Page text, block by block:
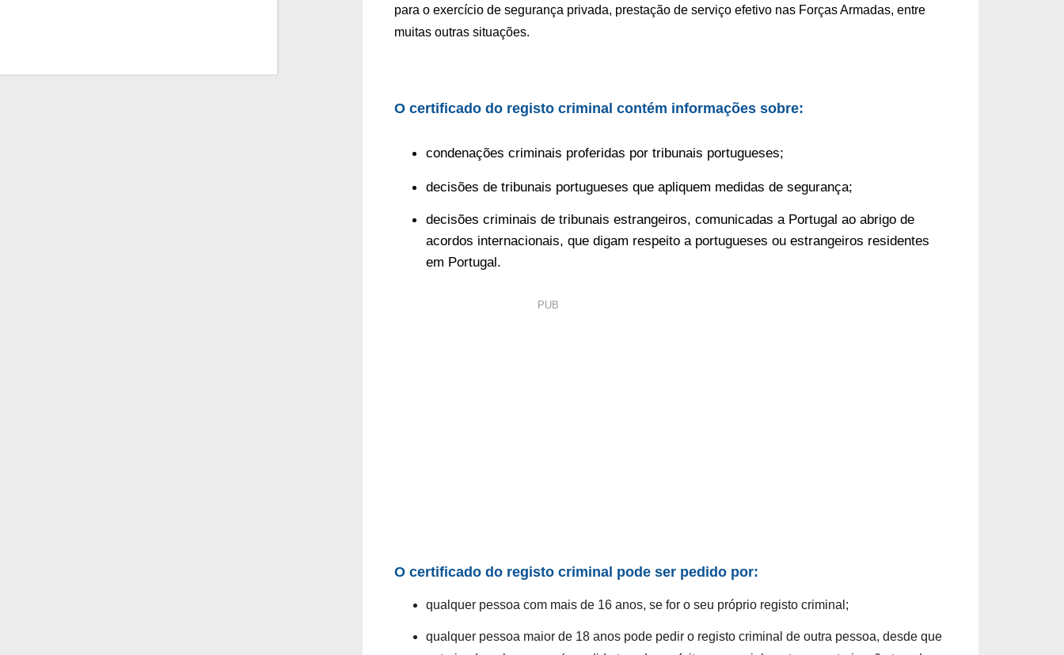
para o exercício de segurança privada, prestação de serviço efetivo nas Forças Armadas, entre
muitas outras situações.
O certificado do registo criminal contém informações sobre:
condenações criminais proferidas por tribunais portugueses;
decisões de tribunais portugueses que apliquem medidas de segurança;
decisões criminais de tribunais estrangeiros, comunicadas a Portugal ao abrigo de
acordos internacionais, que digam respeito a portugueses ou estrangeiros residentes
em Portugal.
PUB
O certificado do registo criminal pode ser pedido por:
qualquer pessoa com mais de 16 anos, se for o seu próprio registo criminal;
qualquer pessoa maior de 18 anos pode pedir o registo criminal de outra pessoa, desde que